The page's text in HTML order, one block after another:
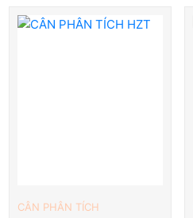
CÂN PHÂN TÍCH